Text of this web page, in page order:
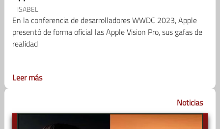
ISABEL
En la conferencia de desarrolladores WWDC 2023, Apple
presentó de forma oficial las Apple Vision Pro, sus gafas de
realidad
Leer más
Noticias